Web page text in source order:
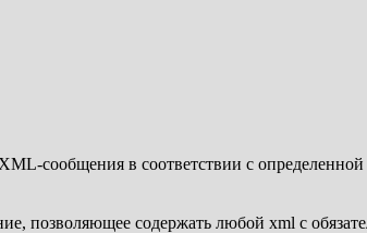
сообщения в соответствии с определенной
позволяющее содержать любой xml с